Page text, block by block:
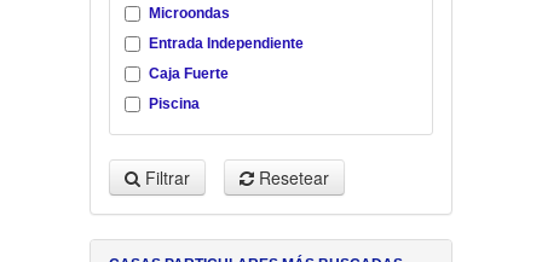
Microondas
Entrada Independiente
Caja Fuerte
Piscina
Filtrar Resetear